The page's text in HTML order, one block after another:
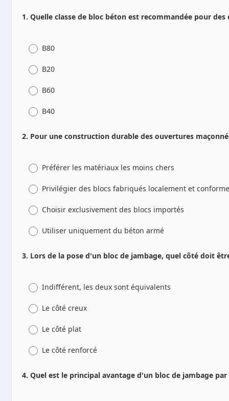
1. Quelle classe de bloc béton est recommandée pour
B80
B20
B60
B40
2. Pour une construction durable des ouvertures
Préférer les matériaux les moins chers
Privilégier des blocs fabriqués localement et
Choisir exclusivement des blocs importés
Utiliser uniquement du béton armé
3. Lors de la pose d'un bloc de jambage, quel côté doit
Indifférent, les deux sont équivalents
Le côté creux
Le côté plat
Le côté renforcé
4. Quel est le principal avantage d'un bloc de jambage